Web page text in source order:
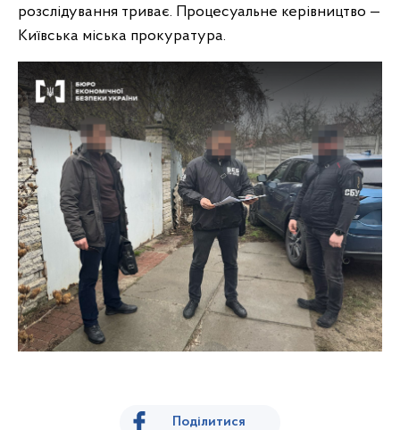
розслідування триває. Процесуальне керівництво —
Київська міська прокуратура.
Поділитися